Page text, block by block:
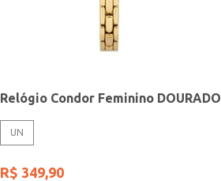
Relógio Condor Feminino DOURADO
UN
R$ 349,90